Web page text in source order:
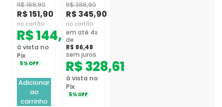
R$169,90
R$151,90
no cartão
R$144,31
à vista no
Pix
5% OFF
Adicionar
ao
carrinho
R$388,90
R$ 345,90
no cartão
em até 4x
de
R$ 86,48
sem juros
R$328,61
à vista no
Pix
5% OFF